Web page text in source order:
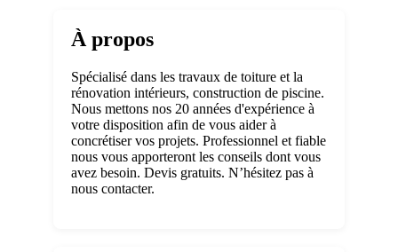
À propos
Spécialisé dans les travaux de toiture et la
rénovation intérieurs, construction de piscine.
Nous mettons nos 20 années d'expérience à
votre disposition afin de vous aider à
concrétiser vos projets. Professionnel et fiable
nous vous apporteront les conseils dont vous
avez besoin. Devis gratuits. N’hésitez pas à
nous contacter.